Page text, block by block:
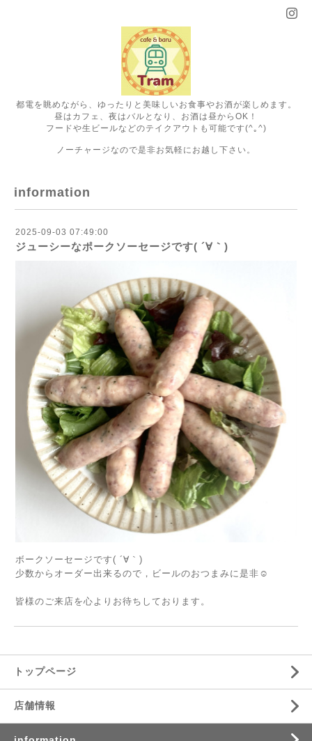
都電を眺めながら、ゆったりと美味しいお食事やお酒が楽しめます。
昼はカフェ、夜はバルとなり、お酒は昼からOK！
フードや生ビールなどのテイクアウトも可能です(^｡^)
ノーチャージなので是非お気軽にお越し下さい。
information
2025-09-03 07:49:00
ジューシーなポークソーセージです( ´∀｀)
ボークソーセージです( ´∀｀)
少数からオーダー出来るので，ビールのおつまみに是非☺️
皆様のご来店を心よりお待ちしております。
トップページ
店舗情報